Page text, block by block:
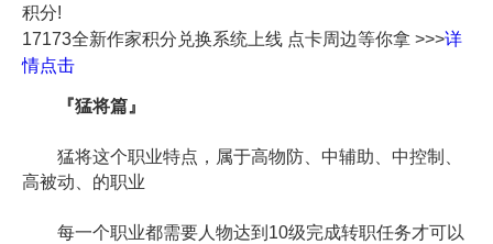
积分!
17173全新作家积分兑换系统上线 点卡周边等你拿 >>>详
情点击
『猛将篇』
猛将这个职业特点，属于高物防、中辅助、中控制、
高被动、的职业
每一个职业都需要人物达到10级完成转职任务才可以